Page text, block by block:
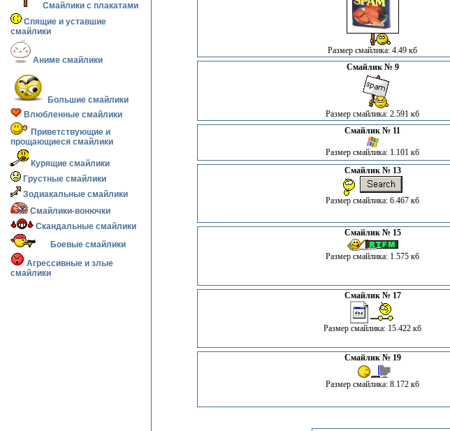
Смайлики с плакатами
Спящие и уставшие
смайлики
Аниме смайлики
Большие смайлики
Влюбленные смайлики
Приветствующие и
прощающиеся смайлики
Курящие смайлики
Грустные смайлики
Зодиакальные смайлики
Смайлики-вонючки
Скандальные смайлики
Боевые смайлики
Агрессивные и злые
смайлики
Размер смайлика: 4.49 кб
Смайлик № 9
Размер смайлика: 2.591 кб
Смайлик № 11
Размер смайлика: 1.101 кб
Смайлик № 13
Размер смайлика: 6.467 кб
Смайлик № 15
Размер смайлика: 1.575 кб
Смайлик № 17
Размер смайлика: 15.422 кб
Смайлик № 19
Размер смайлика: 8.172 кб